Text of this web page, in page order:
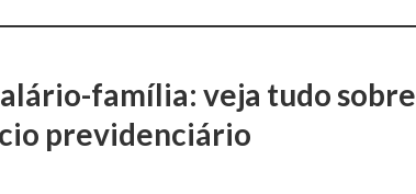
família: veja tudo sobre
previdenciário